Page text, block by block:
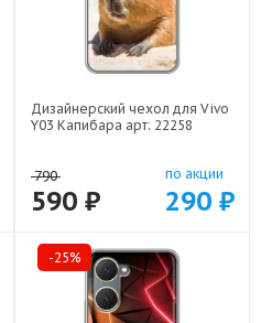
Дизайнерский чехол для Vivo
Y03 Капибара арт: 22258
790
590 ₽
по акции
290 ₽
-25%